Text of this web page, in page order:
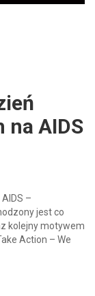
na AIDS
–
jest co
kolejny motywem
Action – We